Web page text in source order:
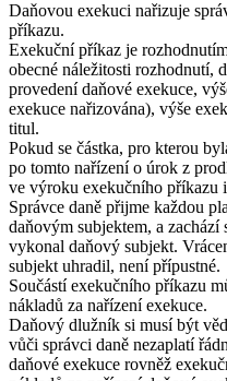
Daňovou exekuci nařizuje
příkazu.
Exekuční příkaz je
obecné náležitosti rozhodnutí,
provedení daňové exekuce,
exekuce nařizována), výše
titul.
Pokud se částka, pro kterou
po tomto nařízení o úrok z
ve výroku exekučního příkazu
Správce daně přijme každou
daňovým subjektem, a
vykonal daňový subjekt.
subjekt uhradil, není přípustné.
Součástí exekučního příkazu
nákladů za nařízení exekuce.
Daňový dlužník si musí být
vůči správci daně nezaplatí
daňové exekuce rovněž